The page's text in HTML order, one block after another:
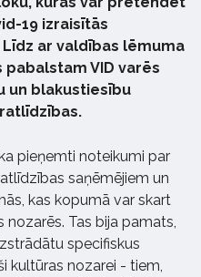
19 izraisītās
ar valdības lēmuma
VID varēs
un blakustiesību
pieņemti noteikumi par
saņēmējiem un
kas kopumā var skart
Tas bija pamats,
specifiskus
kultūras nozarei - tiem,